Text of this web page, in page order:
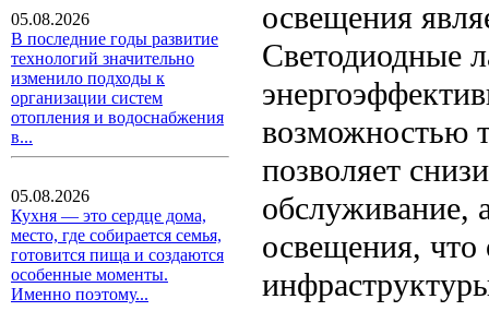
05.08.2026
В последние годы развитие
технологий значительно
изменило подходы к
организации систем
отопления и водоснабжения
в...
05.08.2026
Кухня — это сердце дома,
место, где собирается семья,
готовится пища и создаются
особенные моменты.
Именно поэтому...
освещения
Светодиодные
возможностью
позволяет
обслуживание,
освещения, что